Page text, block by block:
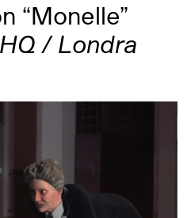
“Monelle”
/ Londra